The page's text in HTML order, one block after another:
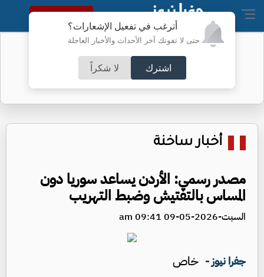
أترغب في تفعيل الإشعارات؟
حتى لا تفوتك آخر الأحداث والأخبار العاجلة
اشترك لا شكراً
النسخة الكاملة
أخبار ساخنة
مصدر رسمي: الأردن يساعد سوريا دون
المساس بالتفتيش وضبط التهريب
السبت-2026-05-09 09:41 am
جفرا نيوز - خاص